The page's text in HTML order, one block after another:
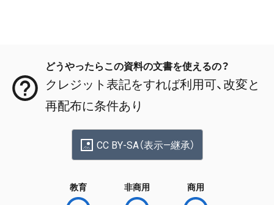
どうやったらこの資料の文書を使えるの？
クレジット表記をすれば利用可、改変と
再配布に条件あり
CC BY-SA（表示—継承）
教育 非商用 商用